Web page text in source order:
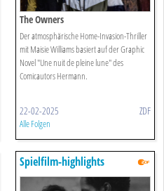
The Owners
Der atmosphärische Home-Invasion-Thriller
mit Maisie Williams basiert auf der Graphic
Novel "Une nuit de pleine lune" des
Comicautors Hermann.
22-02-2025 ZDF
Alle Folgen
Spielfilm-highlights